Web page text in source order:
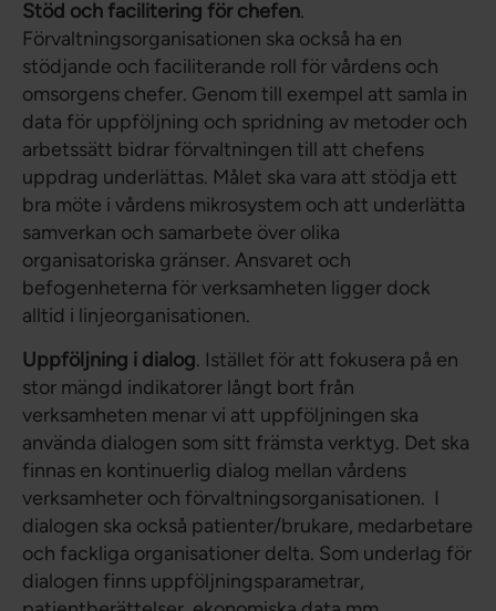
Stöd och facilitering för chefen.
Förvaltningsorganisationen ska också ha en
stödjande och faciliterande roll för vårdens och
omsorgens chefer. Genom till exempel att samla in
data för uppföljning och spridning av metoder och
arbetssätt bidrar förvaltningen till att chefens
uppdrag underlättas. Målet ska vara att stödja ett
bra möte i vårdens mikrosystem och att underlätta
samverkan och samarbete över olika
organisatoriska gränser. Ansvaret och
befogenheterna för verksamheten ligger dock
alltid i linjeorganisationen.
Uppföljning i dialog. Istället för att fokusera på en
stor mängd indikatorer långt bort från
verksamheten menar vi att uppföljningen ska
använda dialogen som sitt främsta verktyg. Det ska
finnas en kontinuerlig dialog mellan vårdens
verksamheter och förvaltningsorganisationen. I
dialogen ska också patienter/brukare, medarbetare
och fackliga organisationer delta. Som underlag för
dialogen finns uppföljningsparametrar,